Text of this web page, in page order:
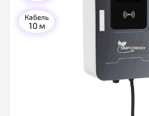
Кабель
10 м